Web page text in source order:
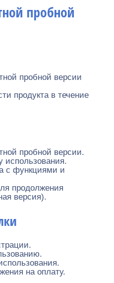
пробной
пробной версии
продукта в течение
пробной версии.
использования.
с функциями и
продолжения
версия).
на оплату.